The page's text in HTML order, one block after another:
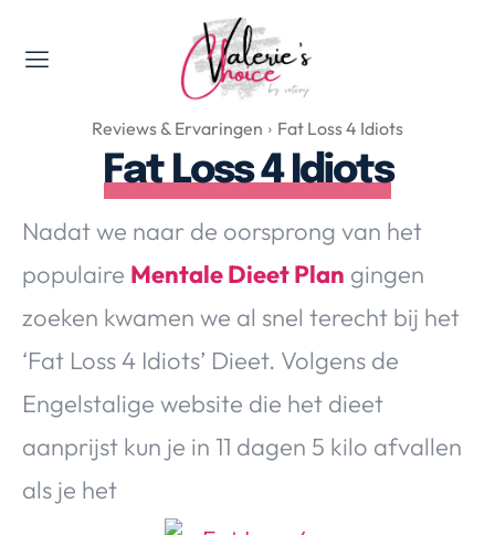
Valerie's Topics
Travel & Culture
Food & Drinks
Lifestyle, Sport & Duurzaamheid
Gadgets & Tech
Top 5 van Valerie
Health & Beauty
Nieuws & Media
Over Valerie
Reviews & Ervaringen Fat Loss 4 Idiots
Fat Loss 4 Idiots
Nadat we naar de oorsprong van het
populaire Mentale Dieet Plan gingen
zoeken kwamen we al snel terecht bij het
‘Fat Loss 4 Idiots’ Dieet. Volgens de
Engelstalige website die het dieet
aanprijst kun je in 11 dagen 5 kilo afvallen
als je het